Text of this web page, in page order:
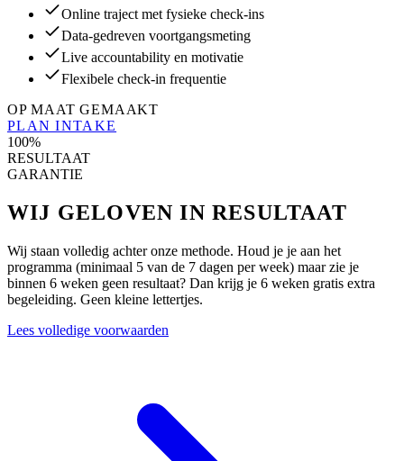
Online traject met fysieke check-ins
Data-gedreven voortgangsmeting
Live accountability en motivatie
Flexibele check-in frequentie
OP MAAT GEMAAKT
PLAN INTAKE
100%
RESULTAAT
GARANTIE
WIJ GELOVEN IN RESULTAAT
Wij staan volledig achter onze methode. Houd je je aan het
programma (minimaal 5 van de 7 dagen per week) maar zie je
binnen 6 weken geen resultaat? Dan krijg je 6 weken gratis extra
begeleiding. Geen kleine lettertjes.
Lees volledige voorwaarden